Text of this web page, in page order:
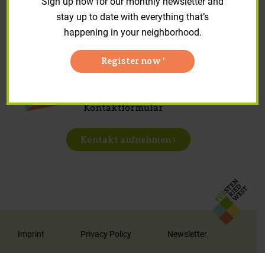
Sie haben Anregungen, Fragen
Kontaktformular
Kontakt aufnehmen ›
Imprint Privacy Policy Newsletter
stay up to date with everything that’s
happening in your neighborhood.
Register now ‘